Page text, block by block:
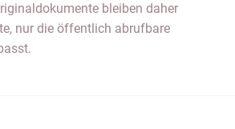
bleiben daher
nur die öffentlich abrufbare